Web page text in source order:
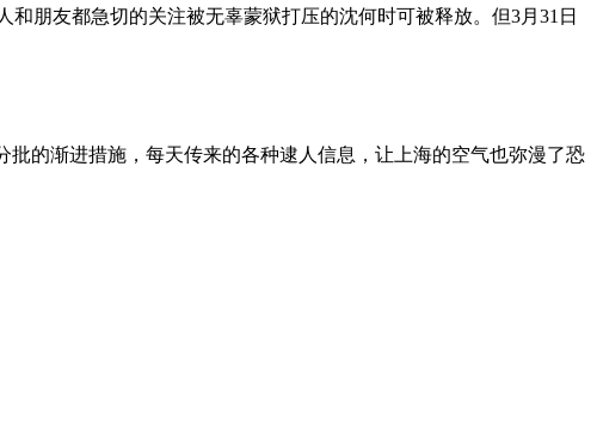
朋友都急切的关注被无辜蒙狱打压的沈何时可被释放。但3月31日
的渐进措施，每天传来的各种逮人信息，让上海的空气也弥漫了恐